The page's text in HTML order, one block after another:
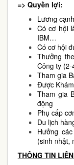
=> Quyền lợi:
Lương
Có cơ hội
IBM…
Có cơ hội
Thưởng
Công ty
Tham gia
Được
Tham gia
động
Phụ cấp
Du lịch
Hưởng
(sinh nhật,
THÔNG TIN